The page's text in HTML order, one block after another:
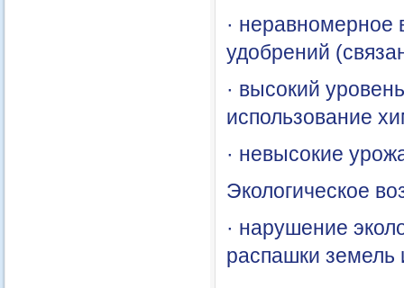
· неравномерное
удобрений
· высокий
использование
· невысокие
Экологическое
· нарушение
распашки земель